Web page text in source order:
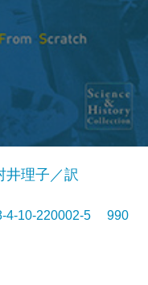
井理子／訳
4-10-220002-5 990